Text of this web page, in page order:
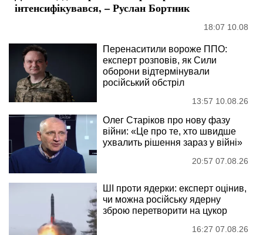
інтенсифікувався, – Руслан Бортник
18:07 10.08
Перенаситили вороже ППО:
експерт розповів, як Сили
оборони відтермінували
російський обстріл
13:57 10.08.26
Олег Старіков про нову фазу
війни: «Це про те, хто швидше
ухвалить рішення зараз у війні»
20:57 07.08.26
ШІ проти ядерки: експерт оцінив,
чи можна російську ядерну
зброю перетворити на цукор
16:27 07.08.26